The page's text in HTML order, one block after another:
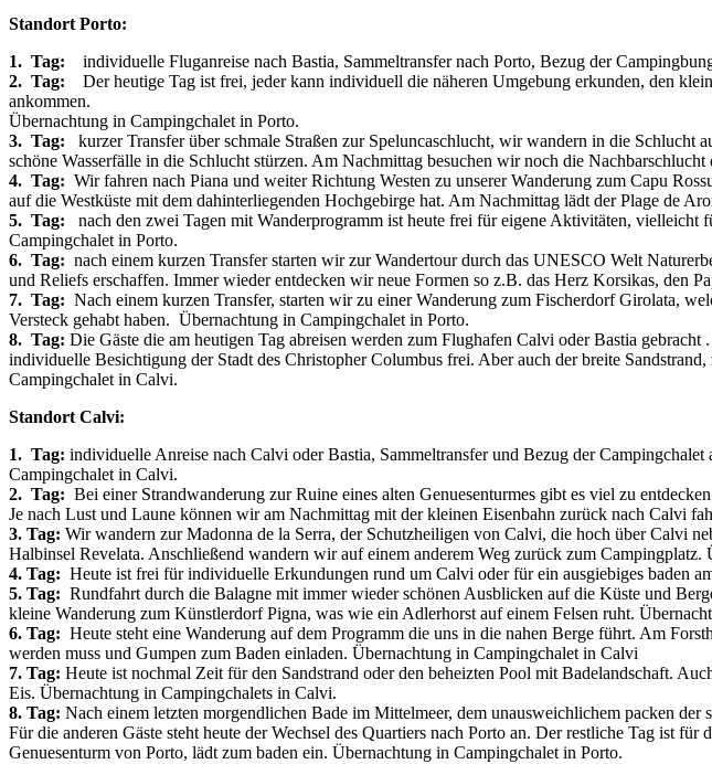
Standort Porto:
1. Tag: individuelle Fluganreise nach Bastia, Sammeltransfer nach Porto, Bezug der
2. Tag:
Der heutige Tag ist frei, jeder kann individuell die näheren Umgebung erkunden, den
ankommen.
Übernachtung in Campingchalet in Porto.
3. Tag:
kurzer Transfer über schmale Straßen zur Speluncaschlucht, wir wandern in die
schöne Wasserfälle in die Schlucht stürzen. Am Nachmittag besuchen wir noch die
4. Tag: Wir fahren nach Piana und weiter Richtung Westen zu unserer Wanderung zum Capu
auf die Westküste mit dem dahinterliegenden Hochgebirge hat. Am Nachmittag lädt der Plage de
5. Tag: nach den zwei Tagen mit Wanderprogramm ist heute frei für eigene Aktivitäten, vielleicht
Campingchalet in Porto.
6. Tag: nach einem kurzen Transfer starten wir zur Wandertour durch das UNESCO Welt
und Reliefs erschaffen. Immer wieder entdecken wir neue Formen so z.B. das Herz Korsikas, den
7. Tag: Nach einem kurzen Transfer, starten wir zu einer Wanderung zum Fischerdorf Girolata,
Versteck gehabt haben. Übernachtung in Campingchalet in Porto.
8. Tag: Die Gäste die am heutigen Tag abreisen werden zum Flughafen Calvi oder Bastia
individuelle Besichtigung der Stadt des Christopher Columbus frei. Aber auch der breite
Campingchalet in Calvi.
Standort Calvi:
1. Tag: individuelle Anreise nach Calvi oder Bastia, Sammeltransfer und Bezug der
Campingchalet in Calvi.
2. Tag: Bei einer Strandwanderung zur Ruine eines alten Genuesenturmes gibt es viel zu
Je nach Lust und Laune können wir am Nachmittag mit der kleinen Eisenbahn zurück nach Calvi
3. Tag: Wir wandern zur Madonna de la Serra, der Schutzheiligen von Calvi, die hoch über Calvi
Halbinsel Revelata. Anschließend wandern wir auf einem anderem Weg zurück zum
4. Tag: Heute ist frei für individuelle Erkundungen rund um Calvi oder für ein ausgiebiges baden
5. Tag: Rundfahrt durch die Balagne mit immer wieder schönen Ausblicken auf die Küste und
kleine Wanderung zum Künstlerdorf Pigna, was wie ein Adlerhorst auf einem Felsen ruht.
6. Tag: Heute steht eine Wanderung auf dem Programm die uns in die nahen Berge führt. Am
werden muss und Gumpen zum Baden einladen. Übernachtung in Campingchalet in Calvi
7. Tag: Heute ist nochmal Zeit für den Sandstrand oder den beheizten Pool mit Badelandschaft.
Eis. Übernachtung in Campingchalets in Calvi.
8. Tag: Nach einem letzten morgendlichen Bade im Mittelmeer, dem unausweichlichem packen
Für die anderen Gäste steht heute der Wechsel des Quartiers nach Porto an. Der restliche Tag ist
Genuesenturm von Porto, lädt zum baden ein. Übernachtung in Campingchalet in Porto.